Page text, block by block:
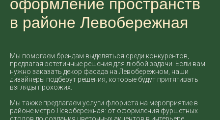
оформление пространств
в районе Левобережная
Мы помогаем брендам выделяться среди конкурентов,
предлагая эстетичные решения для любой задачи. Если вам
нужно заказать декор фасада на Левобережном, наши
дизайнеры подберут решения, которые будут притягивать
взгляды прохожих.
Мы также предлагаем услуги флориста на мероприятие в
районе метро Левобережная: от оформления фуршетных